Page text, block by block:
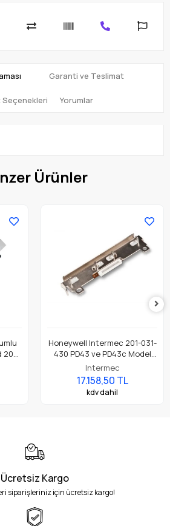
Garanti ve Teslimat
Seçenekleri Yorumlar
Ürünler
203
Honeywell Intermec 201-031-
430 PD43 ve PD43c Model
Barkod Etiket Yazıcı 203 Dpi
Termal Baskı Kafası
Intermec
17.158,50 TL
kdv dahil
Ücretsiz Kargo
siparişleriniz için ücretsiz kargo!